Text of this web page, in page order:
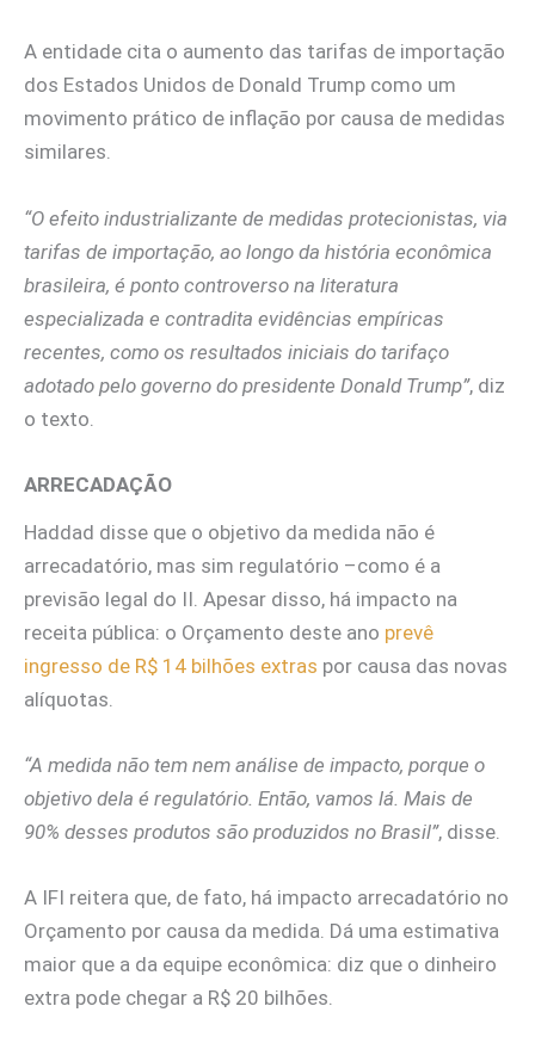
A entidade cita o aumento das tarifas de importação
dos Estados Unidos de Donald Trump como um
movimento prático de inflação por causa de medidas
similares.
“O efeito industrializante de medidas protecionistas, via
tarifas de importação, ao longo da história econômica
brasileira, é ponto controverso na literatura
especializada e contradita evidências empíricas
recentes, como os resultados iniciais do tarifaço
adotado pelo governo do presidente Donald Trump”, diz
o texto.
ARRECADAÇÃO
Haddad disse que o objetivo da medida não é
arrecadatório, mas sim regulatório –como é a
previsão legal do II. Apesar disso, há impacto na
receita pública: o Orçamento deste ano prevê
ingresso de R$ 14 bilhões extras por causa das novas
alíquotas.
“A medida não tem nem análise de impacto, porque o
objetivo dela é regulatório. Então, vamos lá. Mais de
90% desses produtos são produzidos no Brasil”, disse.
A IFI reitera que, de fato, há impacto arrecadatório no
Orçamento por causa da medida. Dá uma estimativa
maior que a da equipe econômica: diz que o dinheiro
extra pode chegar a R$ 20 bilhões.